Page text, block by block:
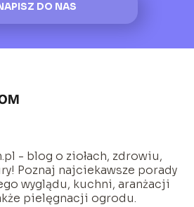
DO NAS
- blog o ziołach, zdrowiu,
Poznaj najciekawsze porady
wyglądu, kuchni, aranżacji
pielęgnacji ogrodu.